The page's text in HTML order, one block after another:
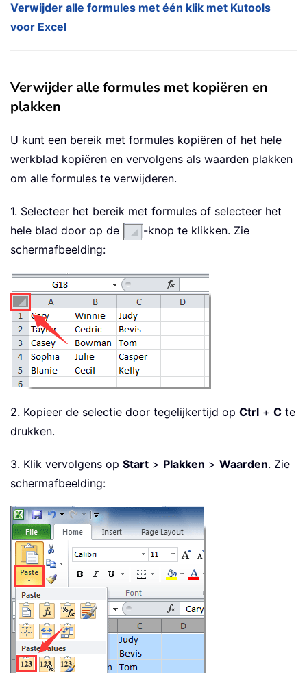
Verwijder alle formules met één klik met Kutools
voor Excel
Verwijder alle formules met kopiëren en
plakken
U kunt een bereik met formules kopiëren of het hele
werkblad kopiëren en vervolgens als waarden plakken
om alle formules te verwijderen.
1. Selecteer het bereik met formules of selecteer het
hele blad door op de
-knop te klikken. Zie
schermafbeelding:
2. Kopieer de selectie door tegelijkertijd op Ctrl + C te
drukken.
3. Klik vervolgens op Start > Plakken > Waarden. Zie
schermafbeelding: